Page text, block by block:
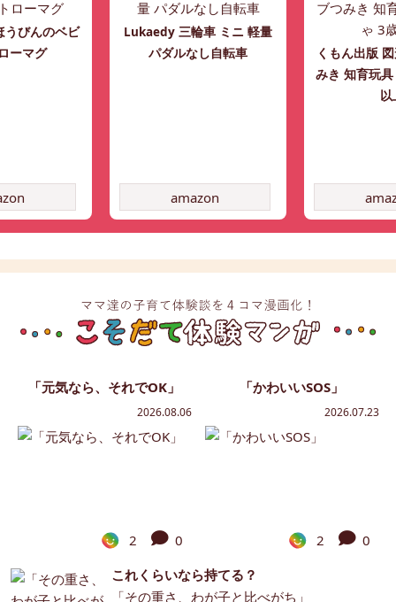
うびんのベビ
ーマグ
Lukaedy 三輪車 ミニ 軽量
パダルなし自転車
amazon
くもん出版
みき 知育玩
以
「元気なら、それでOK」
2026.08.06
2 0
「かわいいSOS」
2026.07.23
2
0
これくらいなら持てる？
「その重さ、わが子と比べがち」